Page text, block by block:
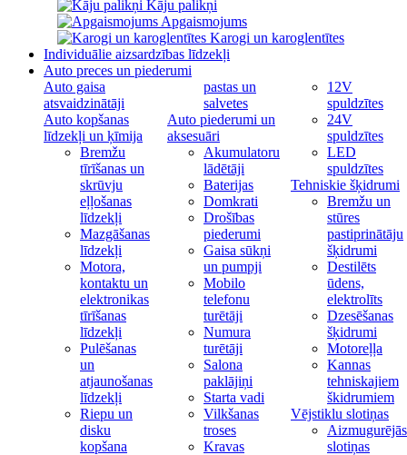
Kāju palikņi
Apgaismojums
Karogi un karoglentītes
Individuālie aizsardzības līdzekļi
Auto preces un piederumi
Auto gaisa
atsvaidzinātāji
Auto kopšanas
līdzekļi un ķīmija
Bremžu
tīrīšanas un
skrūvju
eļļošanas
līdzekļi
Mazgāšanas
līdzekļi
Motora,
kontaktu un
elektronikas
tīrīšanas
līdzekļi
Pulēšanas
un
atjaunošanas
līdzekļi
Riepu un
disku
kopšana
pastas un
salvetes
Auto piederumi un
aksesuāri
Akumulatoru
lādētāji
Baterijas
Domkrati
Drošības
piederumi
Gaisa sūkņi
un pumpji
Mobilo
telefonu
turētāji
Numura
turētāji
Salona
paklājiņi
Starta vadi
Vilkšanas
troses
Kravas
12V
spuldzītes
24V
spuldzītes
LED
spuldzītes
Tehniskie šķidrumi
Bremžu un
stūres
pastiprinātāju
šķidrumi
Destilēts
ūdens,
elektrolīts
Dzesēšanas
šķidrumi
Motoreļļa
Kannas
tehniskajiem
škidrumiem
Vējstiklu slotiņas
Aizmugurējās
slotiņas